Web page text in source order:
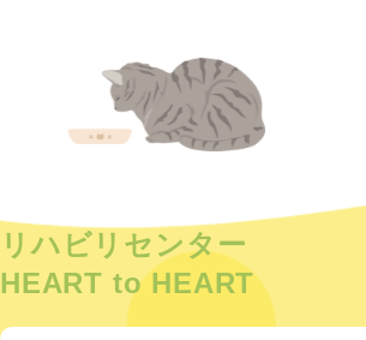
リハビリセンター
HEART to HEART